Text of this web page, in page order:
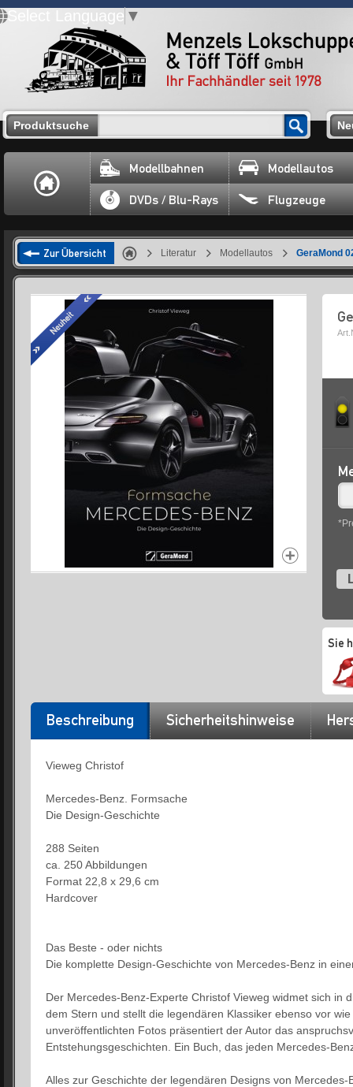
Select Language ▼
Produktsuche
Modellbahnen Modellautos
DVDs / Blu-Rays Flugzeuge
Zur Übersicht Literatur Modellautos GeraMond
Sie
Beschreibung Sicherheitshinweise
Vieweg Christof
Mercedes-Benz. Formsache
Die Design-Geschichte
288 Seiten
ca. 250 Abbildungen
Format 22,8 x 29,6 cm
Hardcover
Das Beste - oder nichts
Die komplette Design-Geschichte von Mercedes-Benz in
Der Mercedes-Benz-Experte Christof Vieweg widmet sich in
dem Stern und stellt die legendären Klassiker ebenso vor
unveröffentlichten Fotos präsentiert der Autor das
Entstehungsgeschichten. Ein Buch, das jeden Mercedes-
Alles zur Geschichte der legendären Designs von Mercedes-